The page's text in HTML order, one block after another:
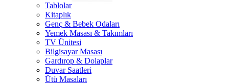
Tablolar
Kitaplık
Genç & Bebek Odaları
Yemek Masası & Takımları
TV Ünitesi
Bilgisayar Masası
Gardırop & Dolaplar
Duvar Saatleri
Ütü Masaları